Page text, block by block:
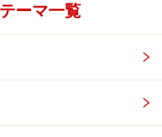
ーマ一覧